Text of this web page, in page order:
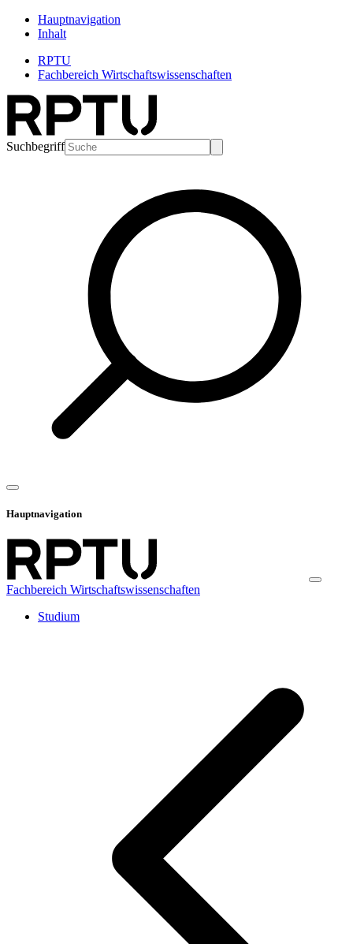
Hauptnavigation
Inhalt
RPTU
Fachbereich Wirtschaftswissenschaften
Suchbegriff
Hauptnavigation
Fachbereich Wirtschaftswissenschaften
Studium